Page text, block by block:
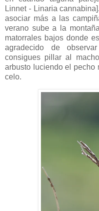
Linnet - Linaria
asociar más a las
verano sube a la
matorrales bajos donde
agradecido de
consigues pillar al
arbusto luciendo el pecho
celo.